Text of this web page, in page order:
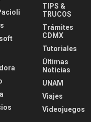
TIPS &
TRUCOS
Trámites
CDMX
Tutoriales
Últimas
Noticias
UNAM
Viajes
Videojuegos